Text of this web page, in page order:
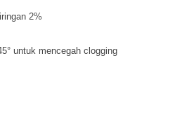
2%
untuk mencegah clogging